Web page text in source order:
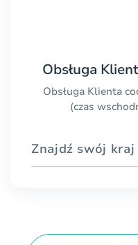
Obsługa
Obsługa Klienta
(czas
Znajdź swój kraj